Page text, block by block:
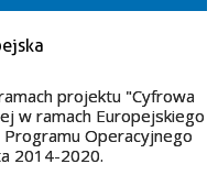
projektu "Cyfrowa
w ramach Europejskiego
Programu Operacyjnego
2014-2020.